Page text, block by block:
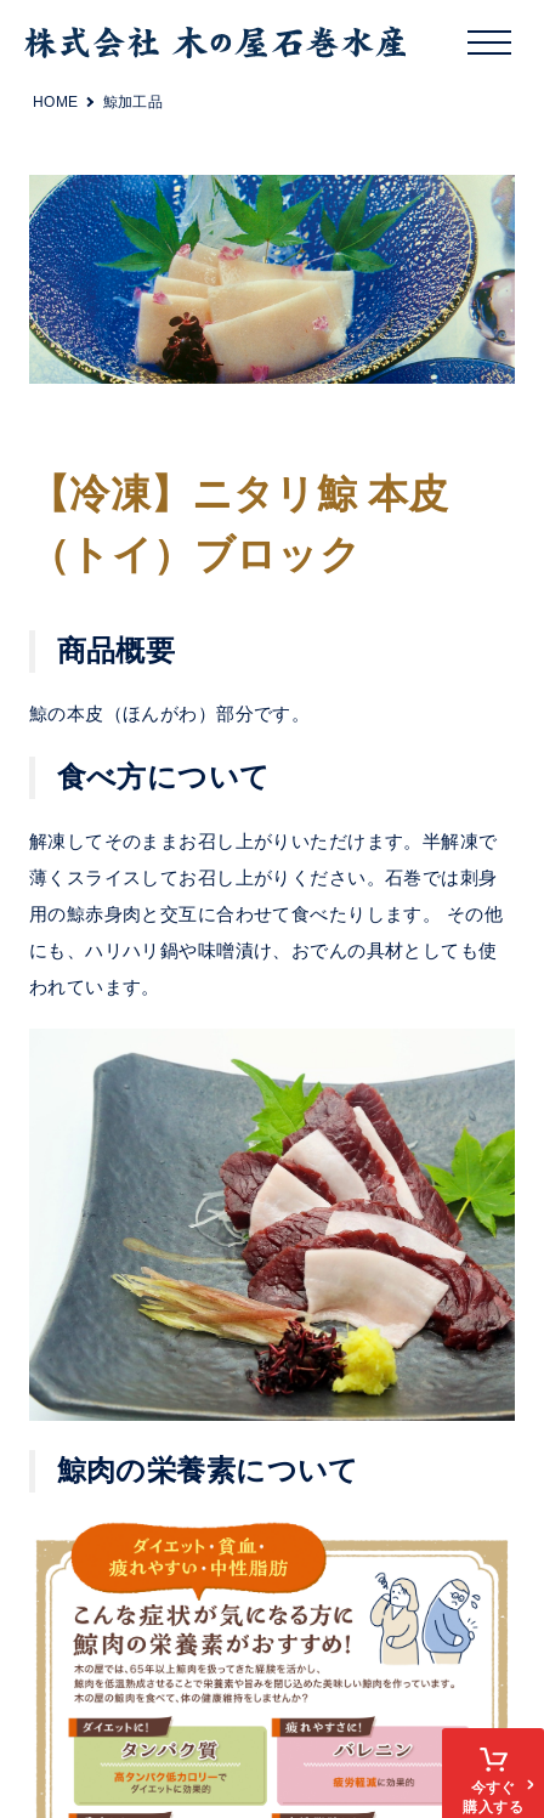
HOME 鯨加工品
【冷凍】ニタリ鯨 本皮
（トイ）ブロック
商品概要
鯨の本皮（ほんがわ）部分です。
食べ方について
解凍してそのままお召し上がりいただけます。半解凍で
薄くスライスしてお召し上がりください。石巻では刺身
用の鯨赤身肉と交互に合わせて食べたりします。 その他
にも、ハリハリ鍋や味噌漬け、おでんの具材としても使
われています。
鯨肉の栄養素について
今すぐ
購入する